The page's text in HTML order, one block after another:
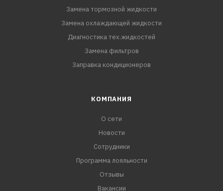
Замена тормозной жидкости
Замена охлаждающей жидкости
Диагностика тех.жидкостей
Замена фильтров
Заправка кондиционеров
КОМПАНИЯ
О сети
Новости
Сотрудники
Программа лояльности
Отзывы
Вакансии